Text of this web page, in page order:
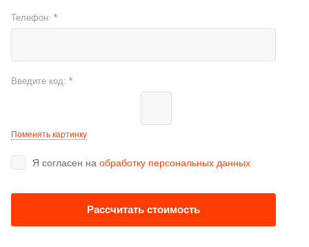
Телефон: *
Введите код: *
Поменять картинку
Я согласен на обработку персональных данных
Рассчитать стоимость